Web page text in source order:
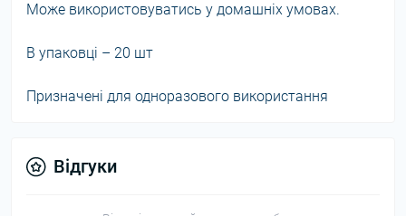
Може використовуватись у домашніх умовах.
В упаковці – 20 шт
Призначені для одноразового використання
Відгуки